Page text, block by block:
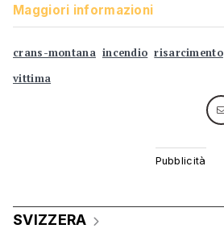
Maggiori informazioni
crans-montana incendio risarcimento
vittima
SVIZZERA